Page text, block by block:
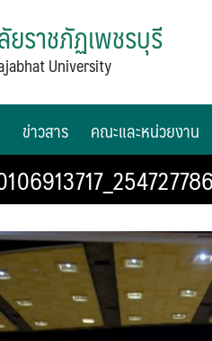
ยราชภัฏเพชรบุรี
University
ข่าวสาร คณะและหน่วยงาน